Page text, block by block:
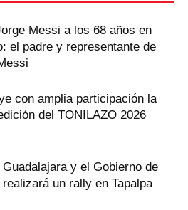
Messi a los 68 años en
el padre y representante de
con amplia participación la
del TONILAZO 2026
Guadalajara y el Gobierno de
un rally en Tapalpa